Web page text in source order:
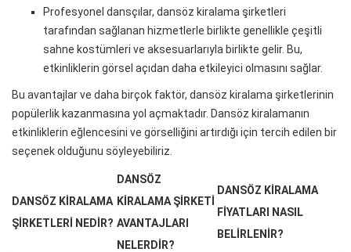
Profesyonel dansçılar, dansöz kiralama şirketleri
tarafından sağlanan hizmetlerle birlikte genellikle çeşitli
sahne kostümleri ve aksesuarlarıyla birlikte gelir. Bu,
etkinliklerin görsel açıdan daha etkileyici olmasını sağlar.
Bu avantajlar ve daha birçok faktör, dansöz kiralama şirketlerinin
popülerlik kazanmasına yol açmaktadır. Dansöz kiralamanın
etkinliklerin eğlencesini ve görselliğini artırdığı için tercih edilen bir
seçenek olduğunu söyleyebiliriz.
DANSÖZ KIRALAMA
ŞIRKETLERI NEDIR?
DANSÖZ
KIRALAMA ŞIRKETI
AVANTAJLARI
NELERDIR?
DANSÖZ KIRALAMA
FIYATLARI NASIL
BELIRLENIR?